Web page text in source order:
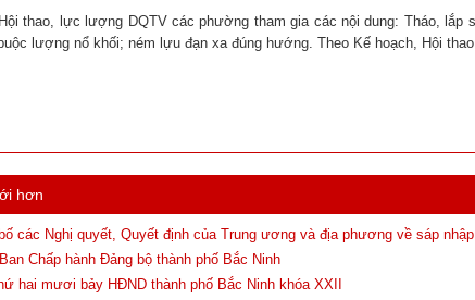
thao, lực lượng DQTV các phường tham gia các nội dung: Tháo, lắp
lượng nổ khối; ném lựu đạn xa đúng hướng. Theo Kế hoạch, Hội
hơn
các Nghị quyết, Quyết định của Trung ương và địa phương về sáp
Chấp hành Đảng bộ thành phố Bắc Ninh
hai mươi bảy HĐND thành phố Bắc Ninh khóa XXII